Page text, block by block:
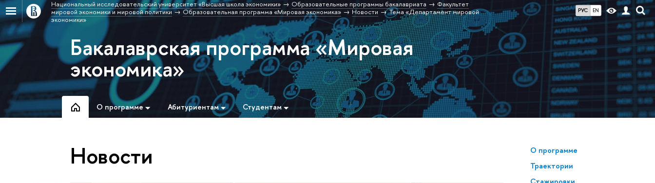
РУС EN
Национальный исследовательский университет «Высшая школа экономики» Образовательные программы бакалавриата
Факультет
мировой экономики и мировой политики
Образовательная программа «Мировая экономика» Новости
Тема «Департамент мировой
экономики»
Бакалаврская программа «Мировая
экономика»
О программе Абитуриентам Студентам
О программе
Траектории
Новости